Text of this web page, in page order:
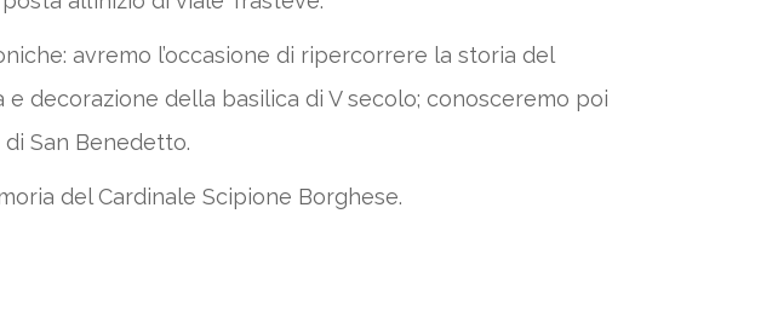
avremo l’occasione di ripercorrere la storia del
decorazione della basilica di V secolo; conosceremo poi
San Benedetto.
del Cardinale Scipione Borghese.